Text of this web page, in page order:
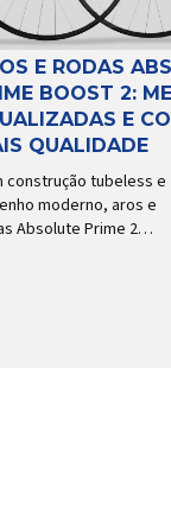
e permitir os
necessários
a condução, o
E RODAS
BOOST 2:
E
QUALIDADE
construção tubeless e
moderno, aros e
Absolute Prime 2